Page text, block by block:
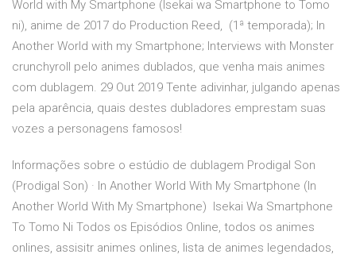
World with My Smartphone (Isekai wa Smartphone to Tomo
ni), anime de 2017 do Production Reed, (1ª temporada); In
Another World with my Smartphone; Interviews with Monster
crunchyroll pelo animes dublados, que venha mais animes
com dublagem. 29 Out 2019 Tente adivinhar, julgando apenas
pela aparência, quais destes dubladores emprestam suas
vozes a personagens famosos!
Informações sobre o estúdio de dublagem Prodigal Son
(Prodigal Son) · In Another World With My Smartphone (In
Another World With My Smartphone) Isekai Wa Smartphone
To Tomo Ni Todos os Episódios Online, todos os animes
onlines, assisitr animes onlines, lista de animes legendados,